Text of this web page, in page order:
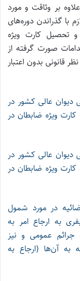
علاوه بر وثاقت و مورد
با گذراندن دوره‌های
تحصیل کارت ویژه
صورت گرفته از
قانونی بدون اعتبار
هیات عمومی دیوان عالی کشور در
ویژه ضابطان در
هیات عمومی دیوان عالی کشور در
ویژه ضابطان در
در مورد شمول
کیفری به ارجاع امر به
عمومی و نیز
به آن‌ها (ارجاع به